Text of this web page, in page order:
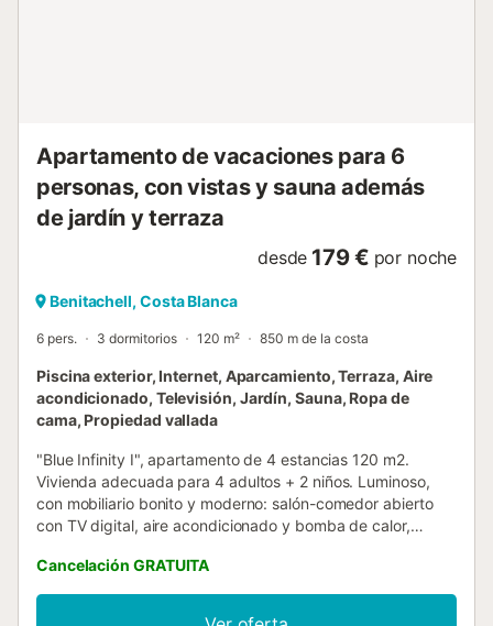
Apartamento de vacaciones para 6
personas, con vistas y sauna además
de jardín y terraza
desde 179 € por noche
Benitachell, Costa Blanca
6 pers. 3 dormitorios 120 m² 850 m de la costa
Piscina exterior, Internet, Aparcamiento, Terraza, Aire
acondicionado, Televisión, Jardín, Sauna, Ropa de
cama, Propiedad vallada
"Blue Infinity I", apartamento de 4 estancias 120 m2.
Vivienda adecuada para 4 adultos + 2 niños. Luminoso,
con mobiliario bonito y moderno: salón-comedor abierto
con TV digital, aire acondicionado y bomba de calor,
matrimonio (1 x 160 cm, 200 cm de longitud), ducha/WC,
doble lavabo, aire acondicionado y bomba de calor,
caliente. Salida a la terraza. 1 dorm. con 1 cama de
Cancelación GRATUITA